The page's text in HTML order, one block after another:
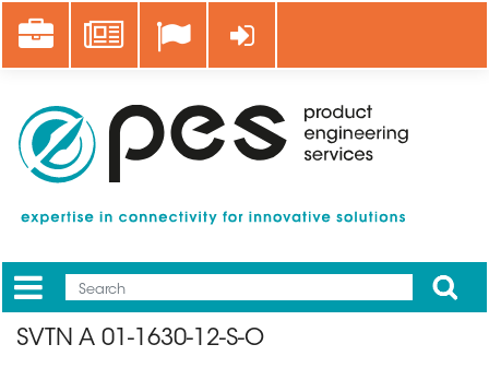
au
contenu
Career News Se connecter
Mobile
Main
Apply
SVTN A 01-1630-12-S-O